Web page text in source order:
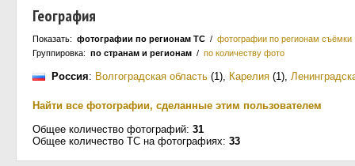
География
Показать: фотографии по регионам ТС / фотографии по регионам съёмки
Группировка: по странам и регионам / по количеству фото
Россия: Волгоградская область (1), Карелия (1),
Найти все фотографии, сделанные этим пользователем
Общее количество фотографий: 31
Общее количество ТС на фотографиях: 33